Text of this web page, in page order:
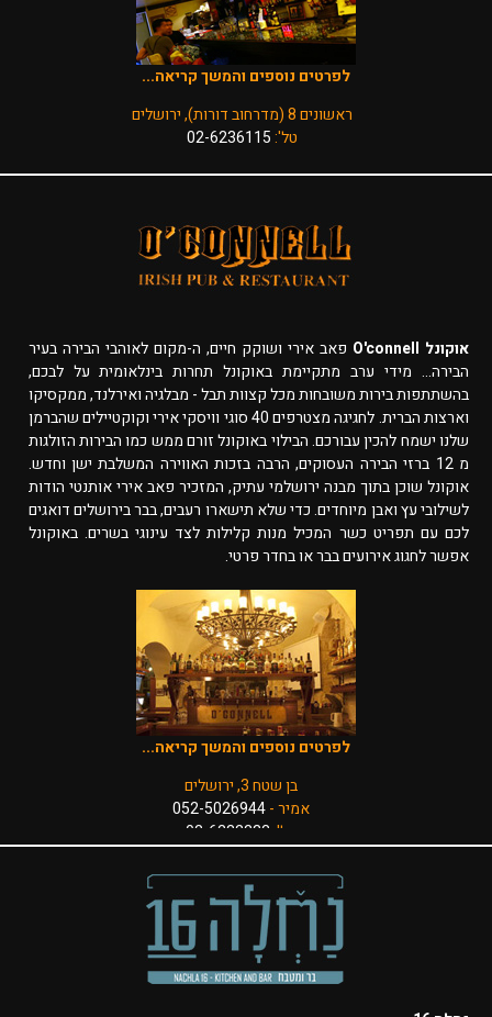
לפרטים נוספים והמשך קריאה...
ראשונים 8 (מדרחוב דורות), ירושלים
טל':02-6236115
אוקונל O'connell
פאב אירי ושוקק חיים, ה-מקום לאוהבי הבירה בעיר
הבירה... מידי ערב מתקיימת באוקונל תחרות בינלאומית על לבכם,
בהשתתפות בירות משובחות מכל קצוות תבל - מבלגיה ואירלנד, ממקסיקו
וארצות הברית. לחגיגה מצטרפים 40 סוגי וויסקי אירי וקוקטיילים שהברמן
שלנו ישמח להכין עבורכם. הבילוי באוקונל זורם ממש כמו הבירות הזולגות
מ 12 ברזי הבירה העסוקים, הרבה בזכות האווירה המשלבת ישן וחדש.
אוקונל שוכן בתוך מבנה ירושלמי עתיק, המזכיר פאב אירי אותנטי הודות
לשילובי עץ ואבן מיוחדים. כדי שלא תישארו רעבים, בבר בירושלים דואגים
לכם עם תפריט כשר המכיל מנות קלילות לצד עינוגי בשרים. באוקונל
אפשר לחגוג אירועים בבר או בחדר פרטי.
לפרטים נוספים והמשך קריאה...
בן שטח 3, ירושלים
אמיר -052-5026944
טל': 02-6232232